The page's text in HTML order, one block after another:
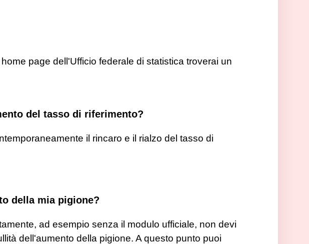
page dell'Ufficio federale di statistica troverai un
del tasso di riferimento?
il rincaro e il rialzo del tasso di
della mia pigione?
ad esempio senza il modulo ufficiale, non devi
dell'aumento della pigione. A questo punto puoi